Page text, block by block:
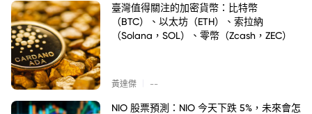
臺灣值得關注的加密貨幣：比特幣
（BTC）、以太坊（ETH）、索拉納
（Solana，SOL）、零幣（Zcash，ZEC）
黃達傑 --
NIO 股票預測：NIO 今天下跌 5%，未來會怎